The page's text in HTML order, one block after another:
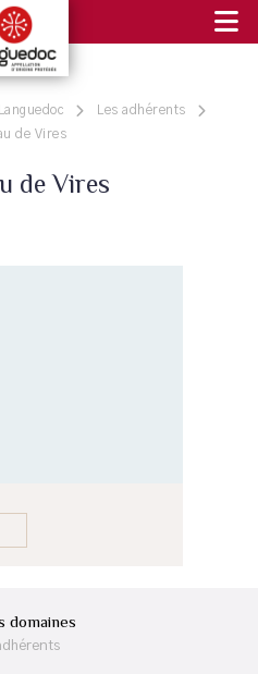
Les adhérents
de Vires
de Vires
domaines